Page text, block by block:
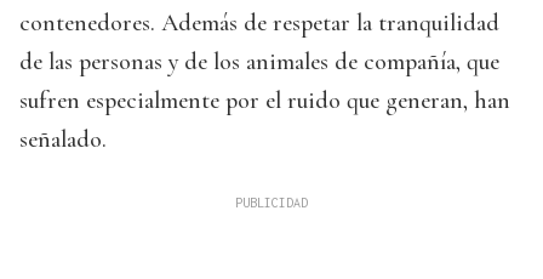
contenedores. Además de respetar la tranquilidad
de las personas y de los animales de compañía, que
sufren especialmente por el ruido que generan, han
señalado.